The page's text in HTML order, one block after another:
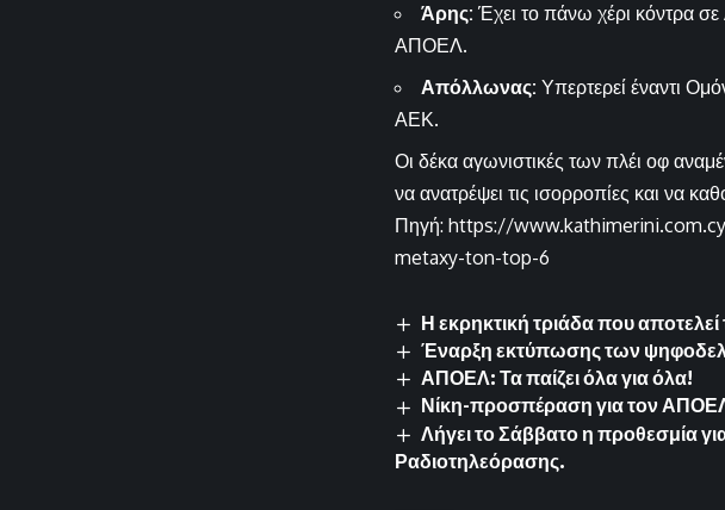
Άρης: Έχει το πάνω χέρι κόντρα
ΑΠΟΕΛ.
Απόλλωνας: Υπερτερεί έναντι
ΑΕΚ.
Οι δέκα αγωνιστικές των πλέι οφ
να ανατρέψει τις ισορροπίες και να
Πηγή: https://
metaxy-ton-top-6
Η εκρηκτική τριάδα που
Έναρξη εκτύπωσης των
ΑΠΟΕΛ: Τα παίζει όλα για όλα!
Νίκη-προσπέραση για τον
Λήγει το Σάββατο η προθεσμία
Ραδιοτηλεόρασης.